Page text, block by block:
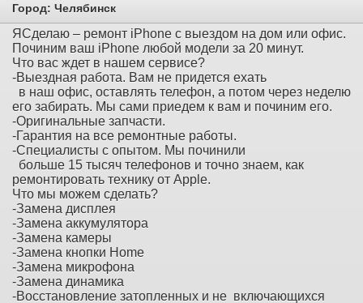
Город: Челябинск
ЯСделаю – ремонт iPhone с выездом на дом или офис.
Починим ваш iPhone любой модели за 20 минут.
Что вас ждет в нашем сервисе?
-Выездная работа. Вам не придется ехать
в наш офис, оставлять телефон, а потом через неделю
его забирать. Мы сами приедем к вам и починим его.
-Оригинальные запчасти.
-Гарантия на все ремонтные работы.
-Специалисты с опытом. Мы починили
больше 15 тысяч телефонов и точно знаем, как
ремонтировать технику от Apple.
Что мы можем сделать?
-Замена дисплея
-Замена аккумулятора
-Замена камеры
-Замена кнопки Home
-Замена микрофона
-Замена динамика
-Восстановление затопленных и не включающихся